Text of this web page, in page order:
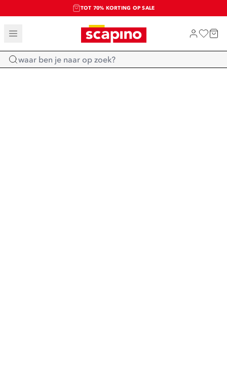
TOT 70% KORTING OP SALE
SALE: LAATSTE KANS!
SHOP NIEUW
Home